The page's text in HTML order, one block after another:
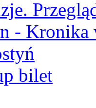
- Kronika
bilet